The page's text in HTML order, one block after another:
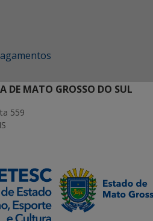
DE MATO GROSSO DO SUL
559